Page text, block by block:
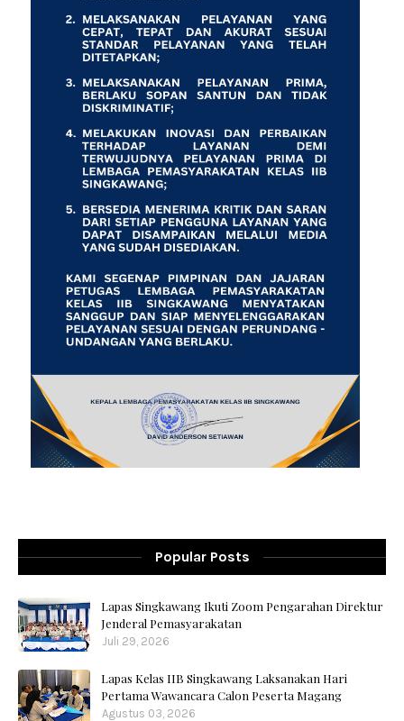
Popular Posts
Lapas Singkawang Ikuti Zoom Pengarahan Direktur
Jenderal Pemasyarakatan
Juli 29, 2026
Lapas Kelas IIB Singkawang Laksanakan Hari
Pertama Wawancara Calon Peserta Magang
Agustus 03, 2026